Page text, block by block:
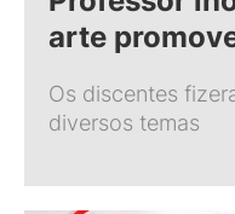
arte
Os discentes
diversos temas